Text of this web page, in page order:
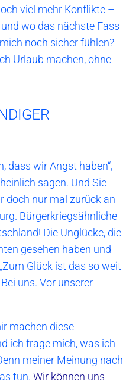
viel mehr Konflikte –
wo das nächste Fass
noch sicher fühlen?
Urlaub machen, ohne
dass wir Angst haben“,
sagen. Und Sie
doch nur mal zurück an
Bürgerkriegsähnliche
Die Unglücke, die
gesehen haben und
Glück ist das so weit
uns. Vor unserer
machen diese
ich frage mich, was ich
meiner Meinung nach
tun. Wir können uns